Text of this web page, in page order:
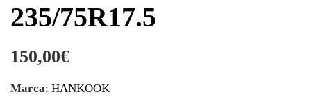
235/75R17.5
150,00€
Marca: HANKOOK